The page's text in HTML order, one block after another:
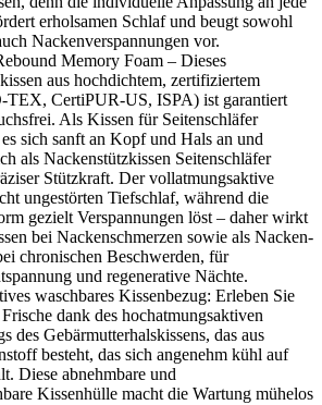
erholsamen Schlaf und beugt sowohl
Nackenverspannungen vor.
Memory Foam – Dieses
aus hochdichtem, zertifiziertem
TEX, CertiPUR-US, ISPA) ist garantiert
Als Kissen für Seitenschläfer
sich sanft an Kopf und Hals an und
als Nackenstützkissen Seitenschläfer
Stützkraft. Der vollatmungsaktive
ungestörten Tiefschlaf, während die
gezielt Verspannungen löst – daher wirkt
bei Nackenschmerzen sowie als Nacken-
chronischen Beschwerden, für
und regenerative Nächte.
waschbares Kissenbezug: Erleben Sie
dank des hochatmungsaktiven
des Gebärmutterhalskissens, das aus
besteht, das sich angenehm kühl auf
Diese abnehmbare und
Kissenhülle macht die Wartung mühelos